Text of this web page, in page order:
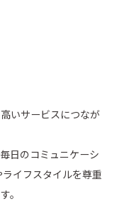
いサービスにつなが
日のコミュニケーシ
イフスタイルを尊重
。